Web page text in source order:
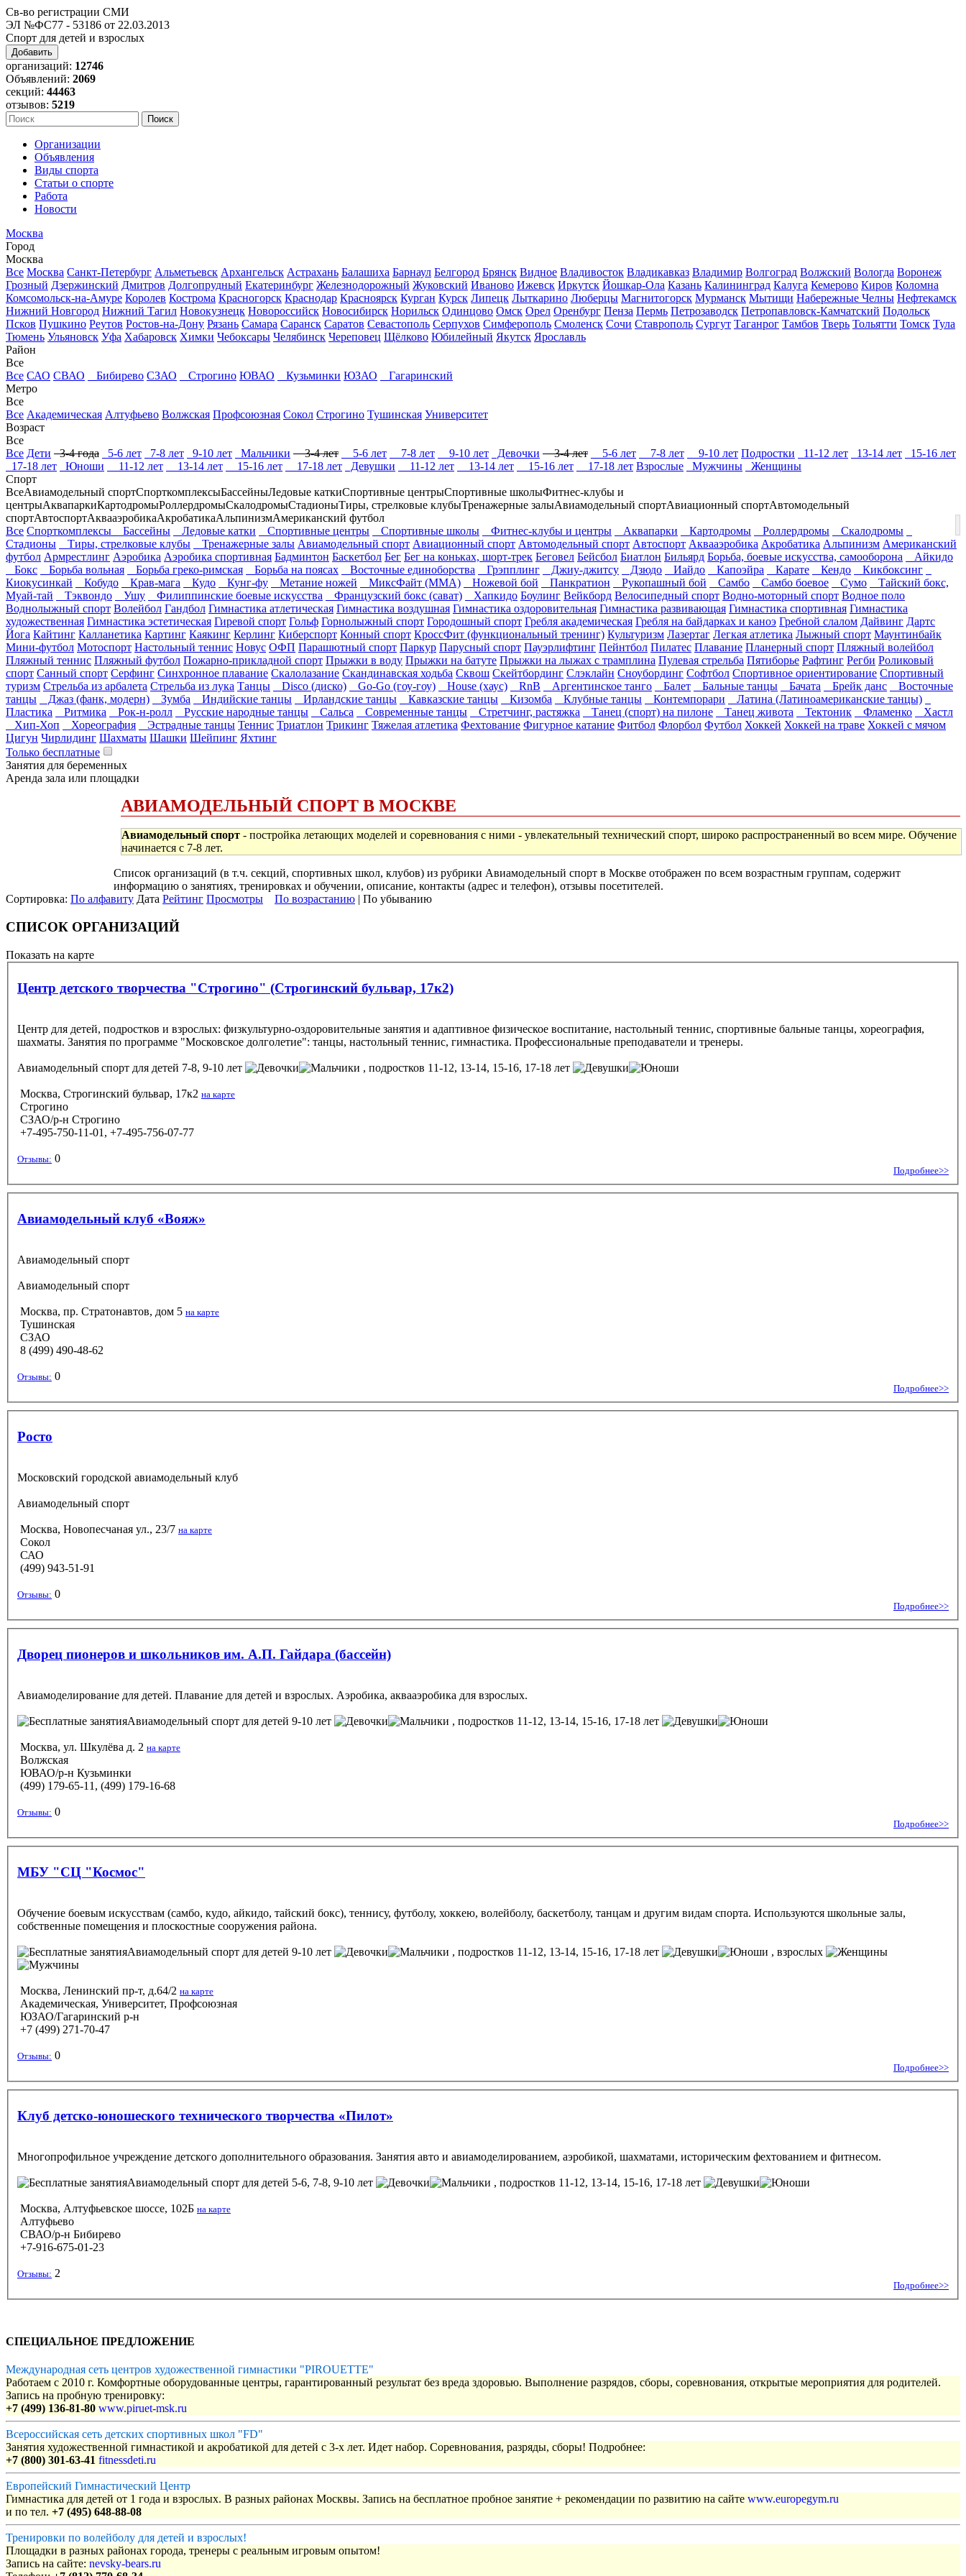
Св-во регистрации СМИ
ЭЛ №ФС77 - 53186 от 22.03.2013
Спорт для детей и взрослых
Добавить
организаций: 12746
Объявлений: 2069
секций: 44463
отзывов: 5219
Организации
Объявления
Виды спорта
Статьи о спорте
Работа
Новости
Москва
Город
Москва
Все Москва Санкт-Петербург Альметьевск Архангельск Астрахань Балашиха Барнаул Белгород Брянск Видное Владивосток Владикавказ Владимир Волгоград Волжский Вологда Воронеж
Грозный Дзержинский Дмитров Долгопрудный Екатеринбург Железнодорожный Жуковский Иваново Ижевск Иркутск Йошкар-Ола Казань Калининград Калуга Кемерово Киров Коломна
Комсомольск-на-Амуре Королев Кострома Красногорск Краснодар Красноярск Курган Курск Липецк Лыткарино Люберцы Магнитогорск Мурманск Мытищи Набережные Челны Нефтекамск
Нижний Новгород Нижний Тагил Новокузнецк Новороссийск Новосибирск Норильск Одинцово Омск Орел Оренбург Пенза Пермь Петрозаводск Петропавловск-Камчатский Подольск
Псков Пушкино Реутов Ростов-на-Дону Рязань Самара Саранск Саратов Севастополь Серпухов Симферополь Смоленск Сочи Ставрополь Сургут Таганрог Тамбов Тверь Тольятти Томск Тула
Тюмень Ульяновск Уфа Хабаровск Химки Чебоксары Челябинск Череповец Щёлково Юбилейный Якутск Ярославль
Район
Все
Все САО СВАО Бибирево СЗАО Строгино ЮВАО Кузьминки ЮЗАО
Гагаринский
Метро
Все
Все Академическая Алтуфьево Волжская Профсоюзная Сокол Строгино Тушинская Университет
Возраст
Все
Все Дети 3-4 года 5-6 лет 7-8 лет 9-10 лет Мальчики 3-4 лет 5-6 лет 7-8 лет 9-10 лет Девочки 3-4 лет 5-6 лет 7-8 лет 9-10 лет Подростки 11-12 лет 13-14 лет
15-16 лет
17-18 лет
Юноши 11-12 лет 13-14 лет 15-16 лет 17-18 лет Девушки 11-12 лет 13-14 лет 15-16 лет 17-18 лет Взрослые Мужчины
Женщины
Спорт
ВсеАвиамодельный спортСпорткомплексыБассейныЛедовые каткиСпортивные центрыСпортивные школыФитнес-клубы и
центрыАквапаркиКартодромыРоллердромыСкалодромыСтадионыТиры, стрелковые клубыТренажерные залыАвиамодельный спортАвиационный спортАвтомодельный
спортАвтоспортАквааэробикаАкробатикаАльпинизмАмериканский футбол
Все Спорткомплексы Бассейны Ледовые катки Спортивные центры Спортивные школы Фитнес-клубы и центры Аквапарки Картодромы Роллердромы
Скалодромы
Стадионы
Тиры, стрелковые клубы Тренажерные залы Авиамодельный спорт Авиационный спорт Автомодельный спорт Автоспорт Аквааэробика Акробатика Альпинизм Американский
футбол Армрестлинг Аэробика Аэробика спортивная Бадминтон Баскетбол Бег Бег на коньках, шорт-трек Беговел Бейсбол Биатлон Бильярд Борьба, боевые искусства, самооборона
Айкидо
Бокс
Борьба вольная Борьба греко-римская Борьба на поясах Восточные единоборства Грэпплинг Джиу-джитсу Дзюдо Иайдо Капоэйра Карате Кендо
Кикбоксинг
Киокусинкай
Кобудо Крав-мага Кудо Кунг-фу Метание ножей МиксФайт (ММА) Ножевой бой Панкратион Рукопашный бой Самбо Самбо боевое Сумо
Тайский бокс,
Муай-тай
Тэквондо Ушу Филиппинские боевые искусства Французский бокс (сават) Хапкидо Боулинг Вейкборд Велосипедный спорт Водно-моторный спорт Водное поло
Воднолыжный спорт Волейбол Гандбол Гимнастика атлетическая Гимнастика воздушная Гимнастика оздоровительная Гимнастика развивающая Гимнастика спортивная Гимнастика
художественная Гимнастика эстетическая Гиревой спорт Гольф Горнолыжный спорт Городошный спорт Гребля академическая Гребля на байдарках и каноэ Гребной слалом Дайвинг Дартс
Йога Кайтинг Калланетика Картинг Каякинг Керлинг Киберспорт Конный спорт КроссФит (функциональный тренинг) Культуризм Лазертаг Легкая атлетика Лыжный спорт Маунтинбайк
Мини-футбол Мотоспорт Настольный теннис Новус ОФП Парашютный спорт Паркур Парусный спорт Пауэрлифтинг Пейнтбол Пилатес Плавание Планерный спорт Пляжный волейбол
Пляжный теннис Пляжный футбол Пожарно-прикладной спорт Прыжки в воду Прыжки на батуте Прыжки на лыжах с трамплина Пулевая стрельба Пятиборье Рафтинг Регби Роликовый
спорт Санный спорт Серфинг Синхронное плавание Скалолазание Скандинавская ходьба Сквош Скейтбординг Слэклайн Сноубординг Софтбол Спортивное ориентирование Спортивный
туризм Стрельба из арбалета Стрельба из лука Танцы Disco (диско) Go-Go (гоу-гоу) House (хаус) RnB Аргентинское танго Балет Бальные танцы Бачата Брейк данс
Восточные
танцы
Джаз (фанк, модерн) Зумба Индийские танцы Ирландские танцы Кавказские танцы Кизомба Клубные танцы Контемпорари
Латина (Латиноамериканские танцы)
Пластика
Ритмика Рок-н-ролл Русские народные танцы Сальса Современные танцы Стретчинг, растяжка Танец (спорт) на пилоне Танец живота Тектоник Фламенко
Хастл
Хип-Хоп
Хореография Эстрадные танцы Теннис Триатлон Трикинг Тяжелая атлетика Фехтование Фигурное катание Фитбол Флорбол Футбол Хоккей Хоккей на траве Хоккей с мячом
Цигун Чирлидинг Шахматы Шашки Шейпинг Яхтинг
Только бесплатные
Занятия для беременных
Аренда зала или площадки
АВИАМОДЕЛЬНЫЙ СПОРТ В МОСКВЕ
Авиамодельный спорт - постройка летающих моделей и соревнования с ними - увлекательный технический спорт, широко распространенный во всем мире. Обучение
начинается с 7-8 лет.
Список организаций (в т.ч. секций, спортивных школ, клубов) из рубрики Авиамодельный спорт в Москве отображен по всем возрастным группам, содержит
информацию о занятиях, тренировках и обучении, описание, контакты (адрес и телефон), отзывы посетителей.
Сортировка: По алфавиту Дата Рейтинг Просмотры По возрастанию | По убыванию
СПИСОК ОРГАНИЗАЦИЙ
Показать на карте
Центр детского творчества "Строгино" (Строгинский бульвар, 17к2)
Центр для детей, подростков и взрослых: физкультурно-оздоровительные занятия и адаптивное физическое воспитание, настольный теннис, спортивные бальные танцы, хореография,
шахматы. Занятия по программе "Московское долголетие": танцы, настольный теннис, гимнастика. Профессиональные преподаватели и тренеры.
Авиамодельный спорт для детей 7-8, 9-10 лет , подростков 11-12, 13-14, 15-16, 17-18 лет
Москва, Строгинский бульвар, 17к2 на карте
Строгино
СЗАО/р-н Строгино
+7-495-750-11-01, +7-495-756-07-77
Отзывы: 0
Подробнее>>
Авиамодельный клуб «Вояж»
Авиамодельный спорт
Авиамодельный спорт
Москва, пр. Стратонавтов, дом 5 на карте
Тушинская
СЗАО
8 (499) 490-48-62
Отзывы: 0
Подробнее>>
Росто
Московский городской авиамодельный клуб
Авиамодельный спорт
Москва, Новопесчаная ул., 23/7 на карте
Сокол
САО
(499) 943-51-91
Отзывы: 0
Подробнее>>
Дворец пионеров и школьников им. А.П. Гайдара (бассейн)
Авиамоделирование для детей. Плавание для детей и взрослых. Аэробика, аквааэробика для взрослых.
Авиамодельный спорт для детей 9-10 лет , подростков 11-12, 13-14, 15-16, 17-18 лет
Москва, ул. Шкулёва д. 2 на карте
Волжская
ЮВАО/р-н Кузьминки
(499) 179-65-11, (499) 179-16-68
Отзывы: 0
Подробнее>>
МБУ "СЦ "Космос"
Обучение боевым искусствам (самбо, кудо, айкидо, тайский бокс), теннису, футболу, хоккею, волейболу, баскетболу, танцам и другим видам спорта. Используются школьные залы,
собственные помещения и плоскостные сооружения района.
Авиамодельный спорт для детей 9-10 лет , подростков 11-12, 13-14, 15-16, 17-18 лет , взрослых
Москва, Ленинский пр-т, д.64/2 на карте
Академическая, Университет, Профсоюзная
ЮЗАО/Гагаринский р-н
+7 (499) 271-70-47
Отзывы: 0
Подробнее>>
Клуб детско-юношеского технического творчества «Пилот»
Многопрофильное учреждение детского дополнительного образования. Занятия авто и авиамоделированием, аэробикой, шахматами, историческим фехтованием и фитнесом.
Авиамодельный спорт для детей 5-6, 7-8, 9-10 лет , подростков 11-12, 13-14, 15-16, 17-18 лет
Москва, Алтуфьевское шоссе, 102Б на карте
Алтуфьево
СВАО/р-н Бибирево
+7-916-675-01-23
Отзывы: 2
Подробнее>>
СПЕЦИАЛЬНОЕ ПРЕДЛОЖЕНИЕ
Международная сеть центров художественной гимнастики "PIROUETTE"
Работаем с 2010 г. Комфортные оборудованные центры, гарантированный результат без вреда здоровью. Выполнение разрядов, сборы, соревнования, открытые мероприятия для родителей.
Запись на пробную тренировку:
+7 (499) 136-81-80 www.piruet-msk.ru
Всероссийская сеть детских спортивных школ "FD"
Занятия художественной гимнастикой и акробатикой для детей с 3-х лет. Идет набор. Соревнования, разряды, сборы! Подробнее:
+7 (800) 301-63-41 fitnessdeti.ru
Европейский Гимнастический Центр
Гимнастика для детей от 1 года и взрослых. В разных районах Москвы. Запись на бесплатное пробное занятие + рекомендации по развитию на сайте www.europegym.ru
и по тел. +7 (495) 648-88-08
Тренировки по волейболу для детей и взрослых!
Площадки в разных районах города, тренеры с реальным игровым опытом!
Запись на сайте: nevsky-bears.ru